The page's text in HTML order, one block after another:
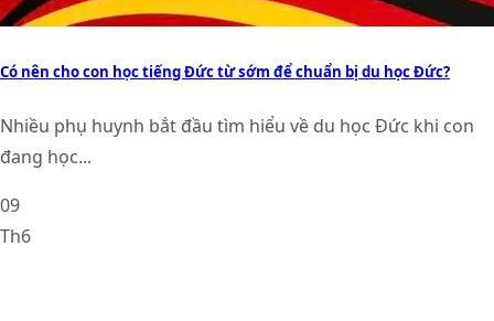
Có nên cho con học tiếng Đức từ sớm để chuẩn bị du học Đức?
Nhiều phụ huynh bắt đầu tìm hiểu về du học Đức khi con
đang học...
09
Th6